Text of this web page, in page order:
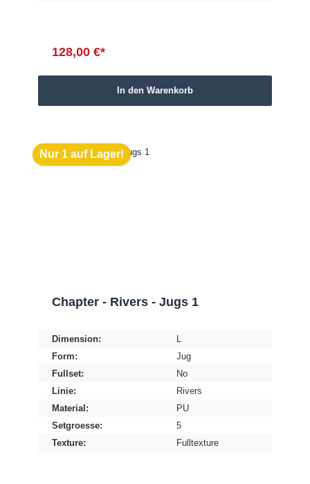
128,00 €*
In den Warenkorb
Nur 1 auf Lager!
Chapter - Rivers - Jugs 1
Dimension:
L
Form:
Jug
Fullset:
No
Linie:
Rivers
Material:
PU
Setgroesse:
5
Texture:
Fulltexture